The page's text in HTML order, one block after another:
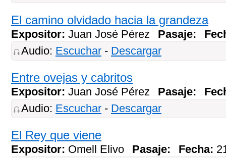
El camino olvidado hacia la grandeza
Expositor: Juan José Pérez Pasaje:
Audio: Escuchar - Descargar
Entre ovejas y cabritos
Expositor: Juan José Pérez Pasaje:
Audio: Escuchar - Descargar
El Rey que viene
Expositor: Omell Elivo Pasaje: Fecha: